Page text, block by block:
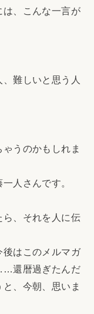
、こんな一言が
難しいと思う人
うのかもしれま
人さんです。
、それを人に伝
はこのメルマガ
還暦過ぎたんだ
、今朝、思いま